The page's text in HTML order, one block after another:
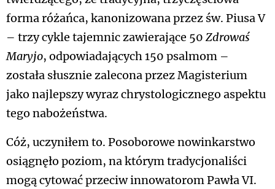
forma różańca, kanonizowana przez św. Piusa V
– trzy cykle tajemnic zawierające 50 Zdrowaś
Maryjo, odpowiadających 150 psalmom –
została słusznie zalecona przez Magisterium
jako najlepszy wyraz chrystologicznego aspektu
tego nabożeństwa.
Cóż, uczyniłem to. Posoborowe nowinkarstwo
osiągnęło poziom, na którym tradycjonaliści
mogą cytować przeciw innowatorom Pawła VI.